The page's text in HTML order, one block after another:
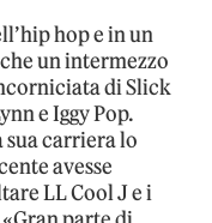
hop e in un
un intermezzo
di Slick
e Iggy Pop.
carriera lo
avesse
LL Cool J e i